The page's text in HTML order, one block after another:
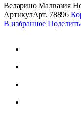
Веларино Малвазия
АртикулАрт. 78896
В избранное